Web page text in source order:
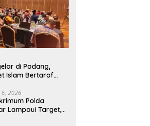
di Padang,
Islam Bertaraf
6, 2026
Polda
Lampaui Target,